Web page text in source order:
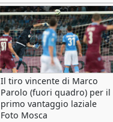
Il tiro vincente di Marco
Parolo (fuori quadro) per il
primo vantaggio laziale
Foto Mosca